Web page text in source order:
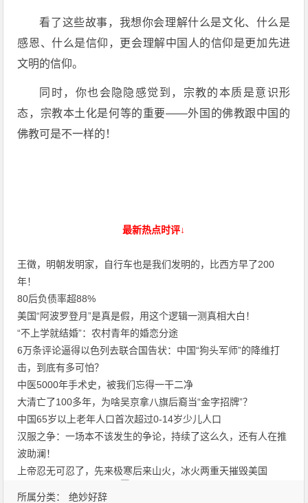
所属分类： 绝妙好辞
看了这些故事，我想你会理解什么是文化、什么是
感恩、什么是信仰，更会理解中国人的信仰是更加先进
文明的信仰。
同时，你也会隐隐感觉到，宗教的本质是意识形
态，宗教本土化是何等的重要——外国的佛教跟中国的
佛教可是不一样的！​​​​
最新热点时评↓
王徵，明朝发明家，自行车也是我们发明的，比西方早了200
年！
80后负债率超88%
美国“阿波罗登月”是真是假，用这个逻辑一测真相大白！
“不上学就结婚”：农村青年的婚恋分途
6万条评论逼得以色列去联合国告状：中国“狗头军师”的降维打
击，到底有多可怕？
中医5000年手术史，被我们忘得一干二净
大清亡了100多年，为啥吴京拿八旗后裔当“金字招牌”？
中国65岁以上老年人口首次超过0-14岁少儿人口
汉服之争：一场本不该发生的争论，持续了这么久，还有人在推
波助澜！
上帝忍无可忍了，先来极寒后来山火，冰火两重天摧毁美国